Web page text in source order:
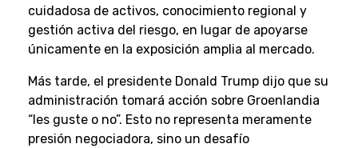
cuidadosa de activos, conocimiento regional y
gestión activa del riesgo, en lugar de apoyarse
únicamente en la exposición amplia al mercado.
Más tarde, el presidente Donald Trump dijo que su
administración tomará acción sobre Groenlandia
“les guste o no”. Esto no representa meramente
presión negociadora, sino un desafío